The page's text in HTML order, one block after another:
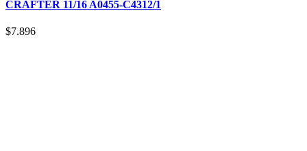
CRAFTER 11/16 A0455-C4312/1
$7.896